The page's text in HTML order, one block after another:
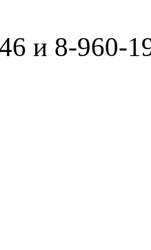
и 8-960-